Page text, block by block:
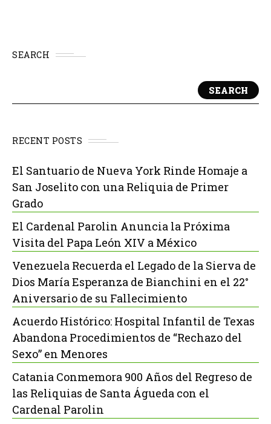
SEARCH
SEARCH
RECENT POSTS
El Santuario de Nueva York Rinde Homaje a
San Joselito con una Reliquia de Primer
Grado
El Cardenal Parolin Anuncia la Próxima
Visita del Papa León XIV a México
Venezuela Recuerda el Legado de la Sierva de
Dios María Esperanza de Bianchini en el 22°
Aniversario de su Fallecimiento
Acuerdo Histórico: Hospital Infantil de Texas
Abandona Procedimientos de “Rechazo del
Sexo” en Menores
Catania Conmemora 900 Años del Regreso de
las Reliquias de Santa Águeda con el
Cardenal Parolin